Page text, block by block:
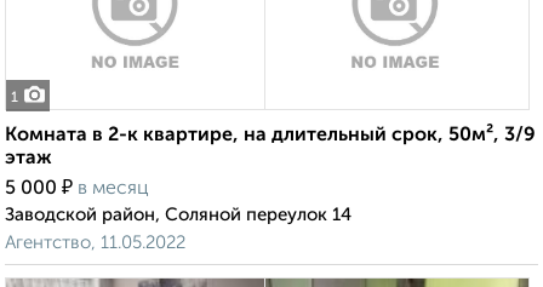
1
Комната в 2-к квартире, на длительный срок, 50м², 3/9
этаж
5 000 ₽ в месяц
Заводской район, Соляной переулок 14
Агентство, 11.05.2022